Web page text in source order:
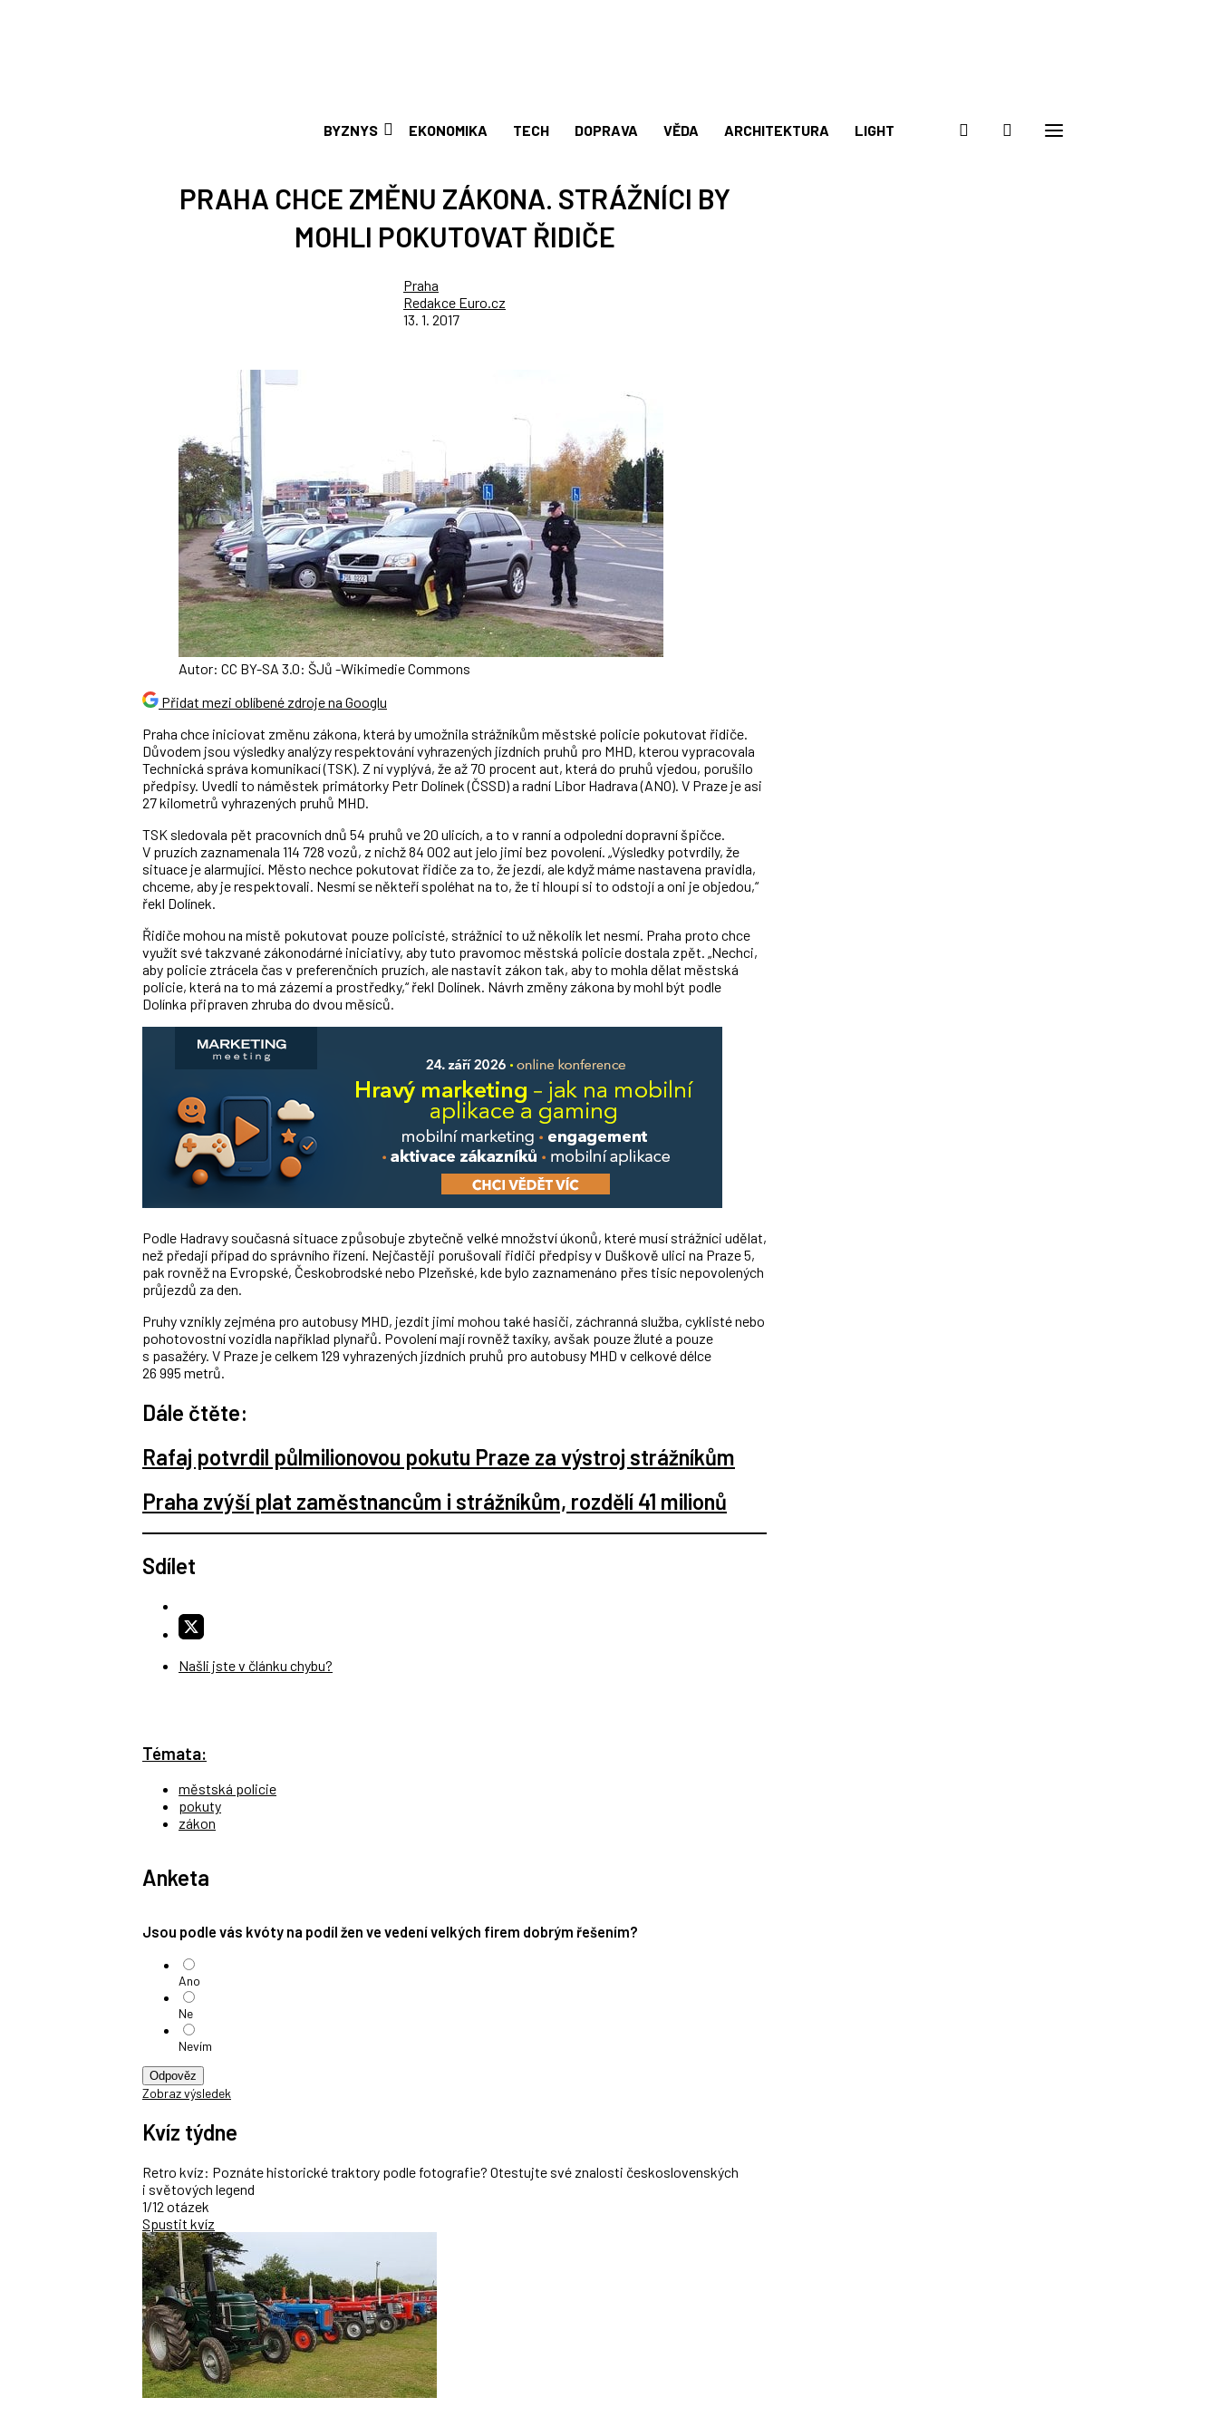
BYZNYS EKONOMIKA TECH DOPRAVA VĚDA ARCHITEKTURA LIGHT
PRAHA CHCE ZMĚNU ZÁKONA. STRÁŽNÍCI BY
MOHLI POKUTOVAT ŘIDIČE
Praha
Redakce Euro.cz
13. 1. 2017
Autor: CC BY-SA 3.0: ŠJů -Wikimedie Commons
Přidat mezi oblíbené zdroje na Googlu
Praha chce iniciovat změnu zákona, která by umožnila strážníkům městské policie pokutovat řidiče.
Důvodem jsou výsledky analýzy respektování vyhrazených jízdních pruhů pro MHD, kterou vypracovala
Technická správa komunikací (TSK). Z ní vyplývá, že až 70 procent aut, která do pruhů vjedou, porušilo
předpisy. Uvedli to náměstek primátorky Petr Dolínek (ČSSD) a radní Libor Hadrava (ANO). V Praze je asi
27 kilometrů vyhrazených pruhů MHD.
TSK sledovala pět pracovních dnů 54 pruhů ve 20 ulicích, a to v ranní a odpolední dopravní špičce.
V pruzích zaznamenala 114 728 vozů, z nichž 84 002 aut jelo jimi bez povolení. „Výsledky potvrdily, že
situace je alarmující. Město nechce pokutovat řidiče za to, že jezdí, ale když máme nastavena pravidla,
chceme, aby je respektovali. Nesmí se někteří spoléhat na to, že ti hloupí si to odstojí a oni je objedou,“
řekl Dolínek.
Řidiče mohou na místě pokutovat pouze policisté, strážníci to už několik let nesmí. Praha proto chce
využít své takzvané zákonodárné iniciativy, aby tuto pravomoc městská policie dostala zpět. „Nechci,
aby policie ztrácela čas v preferenčních pruzích, ale nastavit zákon tak, aby to mohla dělat městská
policie, která na to má zázemí a prostředky,“ řekl Dolínek. Návrh změny zákona by mohl být podle
Dolínka připraven zhruba do dvou měsíců.
Podle Hadravy současná situace způsobuje zbytečně velké množství úkonů, které musí strážníci udělat,
než předají případ do správního řízení. Nejčastěji porušovali řidiči předpisy v Duškově ulici na Praze 5,
pak rovněž na Evropské, Českobrodské nebo Plzeňské, kde bylo zaznamenáno přes tisíc nepovolených
průjezdů za den.
Pruhy vznikly zejména pro autobusy MHD, jezdit jimi mohou také hasiči, záchranná služba, cyklisté nebo
pohotovostní vozidla například plynařů. Povolení mají rovněž taxíky, avšak pouze žluté a pouze
s pasažéry. V Praze je celkem 129 vyhrazených jízdních pruhů pro autobusy MHD v celkové délce
26 995 metrů.
Dále čtěte:
Rafaj potvrdil půlmilionovou pokutu Praze za výstroj strážníkům
Praha zvýší plat zaměstnancům i strážníkům, rozdělí 41 milionů
Sdílet
Našli jste v článku chybu?
Témata:
městská policie
pokuty
zákon
Anketa
Jsou podle vás kvóty na podíl žen ve vedení velkých firem dobrým řešením?
Ano
Ne
Nevím
Odpověz
Zobraz výsledek
Kvíz týdne
Retro kvíz: Poznáte historické traktory podle fotografie? Otestujte své znalosti československých
i světových legend
1/12 otázek
Spustit kvíz